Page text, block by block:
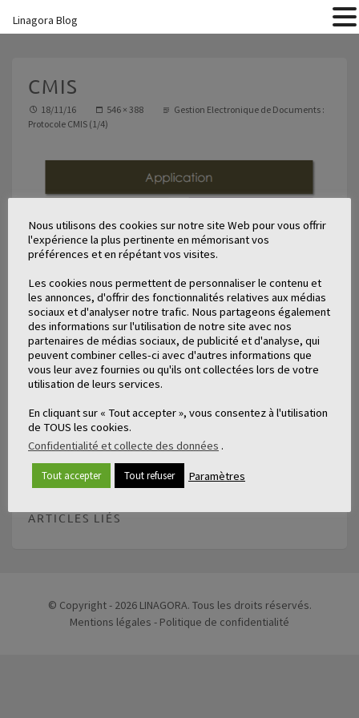
CMIS
18/11/16 546 × 388
Gestion Electronique de Documents :
Protocole CMIS (1/4)
→
ARTICLES LIÉS
© Copyright - 2026 LINAGORA. Tous les droits réservés.
Mentions légales - Politique de confidentialité
Nous utilisons des cookies sur notre site Web pour vous offrir
l'expérience la plus pertinente en mémorisant vos
préférences et en répétant vos visites.
Les cookies nous permettent de personnaliser le contenu et
les annonces, d'offrir des fonctionnalités relatives aux médias
sociaux et d'analyser notre trafic. Nous partageons également
des informations sur l'utilisation de notre site avec nos
partenaires de médias sociaux, de publicité et d'analyse, qui
peuvent combiner celles-ci avec d'autres informations que
vous leur avez fournies ou qu'ils ont collectées lors de votre
utilisation de leurs services.
En cliquant sur « Tout accepter », vous consentez à l'utilisation
de TOUS les cookies.
Confidentialité et collecte des données .
Tout accepter Tout refuser Paramètres
Linagora Blog